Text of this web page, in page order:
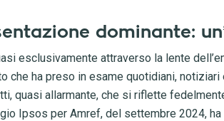
dominante:
esclusivamente attraverso la lente
che ha preso in esame quotidiani,
quasi allarmante, che si riflette
Ipsos per Amref, del settembre 2024,